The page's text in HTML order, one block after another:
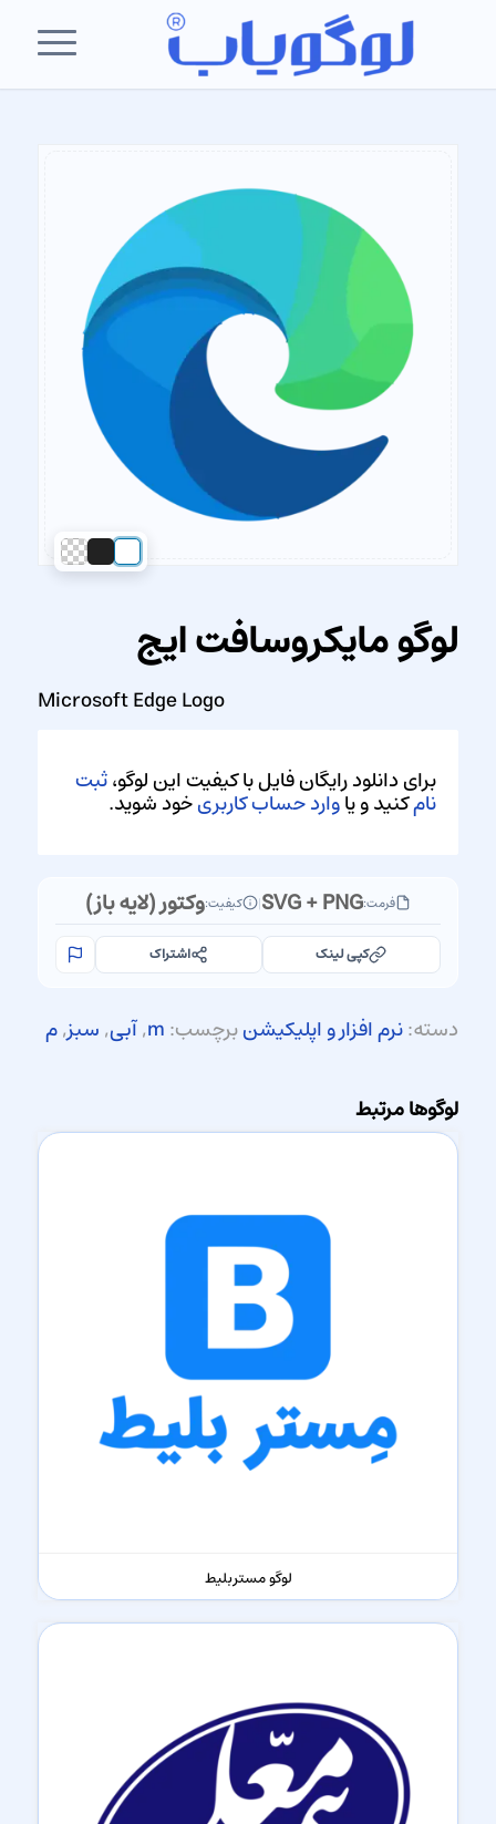
لوگو مایکروسافت ایج
Microsoft Edge Logo
برای دانلود رایگان فایل با کیفیت این لوگو،ثبت
نامکنید و یاوارد حساب کاربریخود شوید.
فرمت:SVG + PNG
| کیفیت:وکتور (لایه باز)
کپی لینک اشتراک
دسته:نرم افزار و اپلیکیشنبرچسب:m
,آبی,سبز,م
لوگوها مرتبط
لوگو مستر‌بلیط